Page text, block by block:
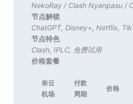
NekoRay / Clash Nyanpasu /
节点解锁
ChatGPT, Disney+, Netflix,
节点特色
Clash, IPLC, 免费试用
价格套餐
奈云
机场
付款
周期
价格